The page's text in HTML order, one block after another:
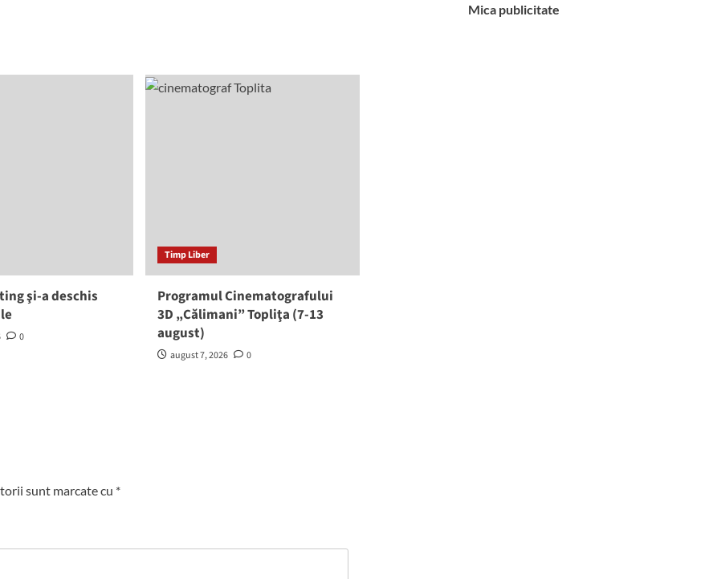
şi-a deschis
0
Timp Liber
Programul Cinematografului
3D „Călimani” Topliţa (7-13
august)
august 7, 2026 0
sunt marcate cu *
Mica publicitate